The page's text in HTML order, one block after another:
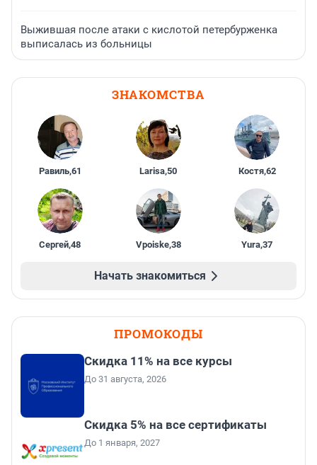
Выжившая после атаки с кислотой петербурженка
выписалась из больницы
ЗНАКОМСТВА
Равиль,61 Larisa,50 Костя,62
Сергей,48 Vpoiske,38 Yura,37
Начать знакомиться
ПРОМОКОДЫ
Скидка 11% на все курсы
До 31 августа, 2026
Скидка 5% на все сертификаты
До 1 января, 2027